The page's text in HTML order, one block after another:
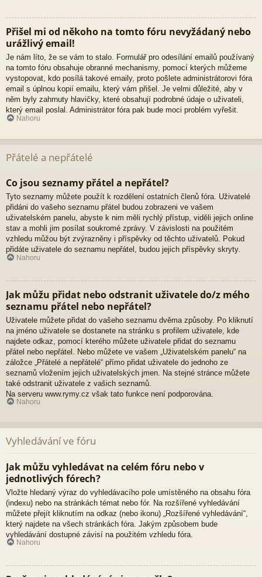
Přišel mi od někoho na tomto fóru nevyžádaný nebo
urážlivý email!
Je nám líto, že se vám to stalo. Formulář pro odesílání emailů používaný
na tomto fóru obsahuje obranné mechanismy, pomocí kterých můžeme
vystopovat, kdo posílá takové emaily, proto pošlete administrátorovi fóra
email s úplnou kopií emailu, který vám přišel. Je velmi důležité, aby v
něm byly zahrnuty hlavičky, které obsahují podrobné údaje o uživateli,
který email poslal. Administrátor fóra pak bude moci problém vyřešit.
Nahoru
Přátelé a nepřátelé
Co jsou seznamy přátel a nepřátel?
Tyto seznamy můžete použít k rozdělení ostatních členů fóra. Uživatelé
přidáni do vašeho seznamu přátel budou zobrazeni ve vašem
uživatelském panelu, abyste k nim měli rychlý přístup, viděli jejich online
stav a mohli jim posílat soukromé zprávy. V závislosti na použitém
vzhledu můžou být zvýrazněny i příspěvky od těchto uživatelů. Pokud
přidáte uživatele do seznamu nepřátel, budou jejich příspěvky skryty.
Nahoru
Jak můžu přidat nebo odstranit uživatele do/z mého
seznamu přátel nebo nepřátel?
Uživatele můžete přidat do vašeho seznamu dvěma způsoby. Po kliknutí
na jméno uživatele se dostanete na stránku s profilem uživatele, kde
najdete odkaz, pomocí kterého můžete uživatele přidat do seznamu
přátel nebo nepřátel. Nebo můžete ve vašem „Uživatelském panelu“ na
záložce „Přátelé a nepřátelé“ přímo přidat uživatele do jednoho ze
seznamů vložením jejich uživatelských jmen. Na stejné stránce můžete
také odstranit uživatele z vašich seznamů.
Na serveru www.rymy.cz však tato funkce není podporována.
Nahoru
Vyhledávání ve fóru
Jak můžu vyhledávat na celém fóru nebo v
jednotlivých fórech?
Vložte hledaný výraz do vyhledávacího pole umístěného na obsahu fóra
(indexu) nebo na stránkách témat nebo fór. Na rozšířené vyhledávání
můžete přejít kliknutím na odkaz (nebo ikonu) „Rozšířené vyhledávání“,
který najdete na všech stránkách fóra. Jakým způsobem bude
vyhledávání dostupné závisí na použitém vzhledu fóra.
Nahoru